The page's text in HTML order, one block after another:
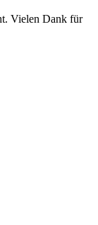
Vielen Dank für